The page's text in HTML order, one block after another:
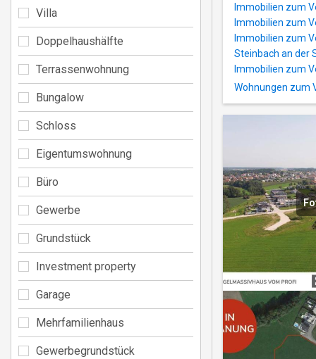
Immobilien zum
Immobilien zum
Immobilien zum
Steinbach an der
Immobilien zum
Wohnungen zum
Villa
Doppelhaushälfte
Terrassenwohnung
Bungalow
Schloss
Eigentumswohnung
Büro
Gewerbe
Grundstück
Investment property
Garage
Mehrfamilienhaus
Gewerbegrundstück